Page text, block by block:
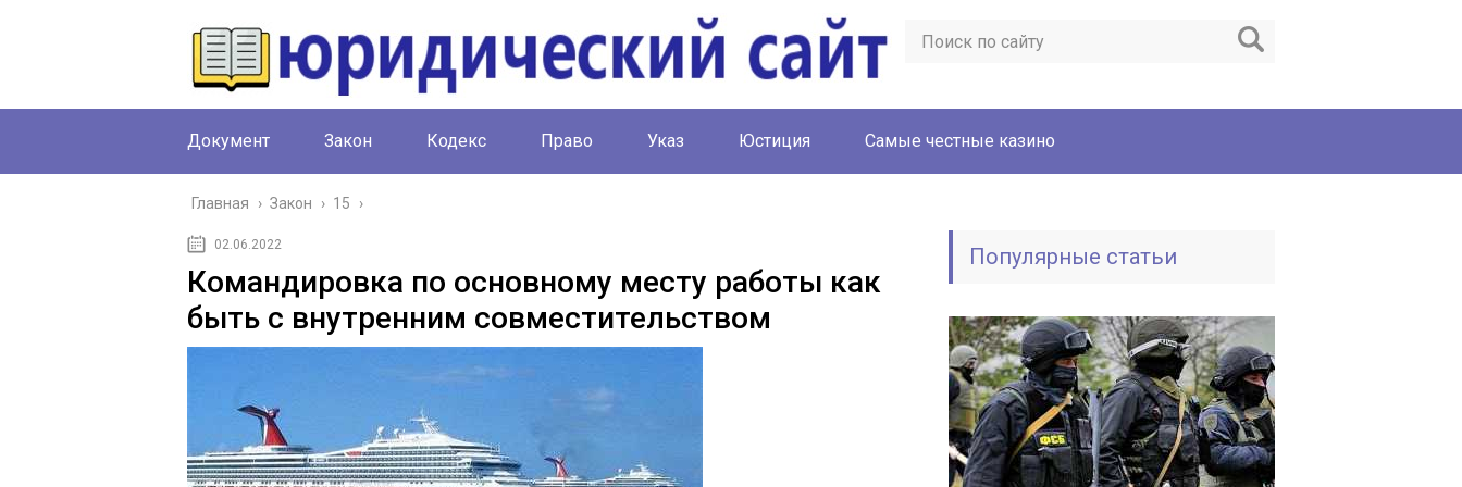
Документ Закон Кодекс Право Указ Юстиция Cамые честные казино
Главная › Закон › 15 ›
02.06.2022
Командировка по основному месту работы как
быть с внутренним совместительством
Популярные статьи